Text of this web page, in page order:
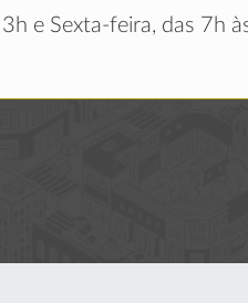
e Sexta-feira, das 7h